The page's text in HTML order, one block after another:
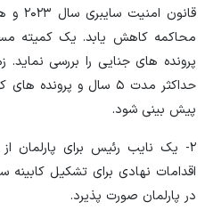
قانون
محاکمه کاهش یابد. یک کمیته
پرونده های جنایی را بررسی
حداکثر مدت ۵ سال و
پیش بینی شود.
۲- یک نایب رئیس برای
اقدامات نهادی برای تشکیل
در پارلمان صورت پذیرد.